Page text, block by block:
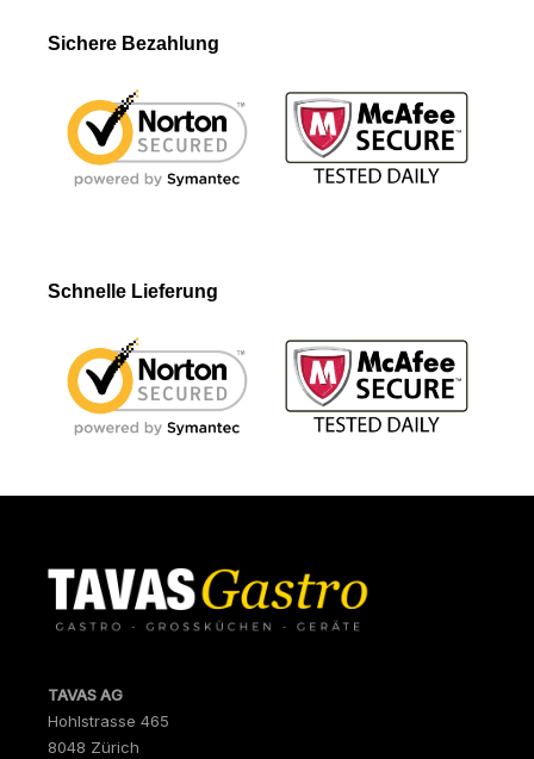
Sichere Bezahlung
Schnelle Lieferung
TAVAS AG
Hohlstrasse 465
8048 Zürich